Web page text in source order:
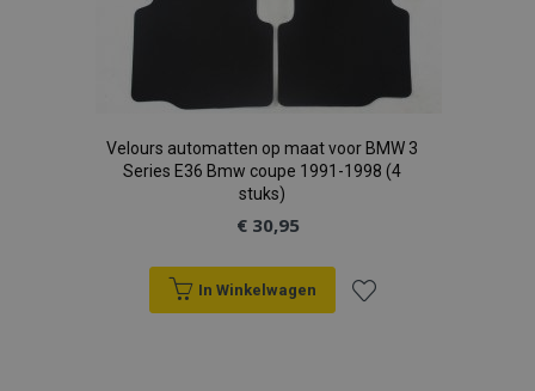
Velours automatten op maat voor BMW 3
Series E36 Bmw coupe 1991-1998 (4
stuks)
€ 30,95
In Winkelwagen